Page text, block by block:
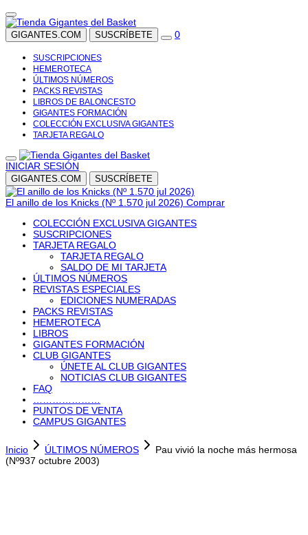
GIGANTES.COM SUSCRÍBETE 0
SUSCRIPCIONES
HEMEROTECA
ÚLTIMOS NÚMEROS
PACKS REVISTAS
LIBROS DE BALONCESTO
GIGANTES FORMACIÓN
COLECCIÓN EXCLUSIVA GIGANTES
TARJETA REGALO
INICIAR SESIÓN
GIGANTES.COM SUSCRÍBETE
El anillo de los Knicks (Nº 1.570 jul 2026) Comprar
COLECCIÓN EXCLUSIVA GIGANTES
SUSCRIPCIONES
TARJETA REGALO
TARJETA REGALO
SALDO DE MI TARJETA
ÚLTIMOS NÚMEROS
REVISTAS ESPECIALES
EDICIONES NUMERADAS
PACKS REVISTAS
HEMEROTECA
LIBROS
GIGANTES FORMACIÓN
CLUB GIGANTES
ÚNETE AL CLUB GIGANTES
NOTICIAS CLUB GIGANTES
FAQ
PUNTOS DE VENTA
CAMPUS GIGANTES
Inicio ÚLTIMOS NÚMEROS
Pau vivió la noche más hermosa
(Nº937 octubre 2003)